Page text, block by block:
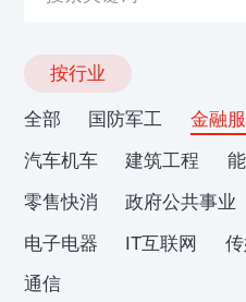
按行业
全部 国防军工 金融
汽车机车
建筑工程
零售快消
政府公共事业
电子电器
IT互联网
通信